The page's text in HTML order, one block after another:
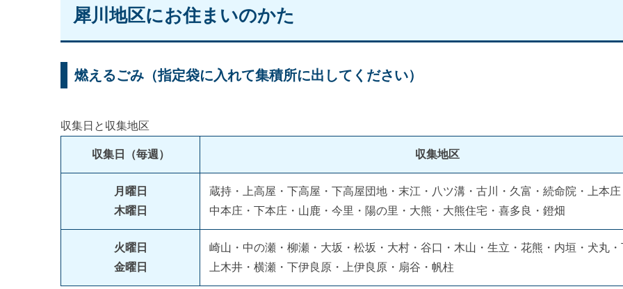
犀川地区にお住まいのかた
燃えるごみ（指定袋に入れて集積所に出してください）
収集日と収集地区
収集日（毎週） 収集地区
月曜日
木曜日
蔵持・上高屋・下高屋・下高屋団地・末江・八ツ溝・古川・久富・続命院・上本
中本庄・下本庄・山鹿・今里・陽の里・大熊・大熊住宅・喜多良・鐙畑
火曜日
金曜日
崎山・中の瀬・柳瀬・大坂・松坂・大村・谷口・木山・生立・花熊・内垣・犬丸
上木井・横瀬・下伊良原・上伊良原・扇谷・帆柱